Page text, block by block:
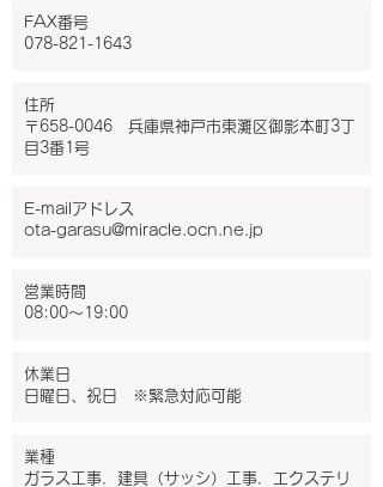
FAX番号
078-821-1643
住所
〒658-0046 兵庫県神戸市東灘区御影本町3丁
目3番1号
E-mailアドレス
ota-garasu@miracle.ocn.ne.jp
営業時間
08:00～19:00
休業日
日曜日、祝日 ※緊急対応可能
業種
ガラス工事．建具（サッシ）工事．エクステリ